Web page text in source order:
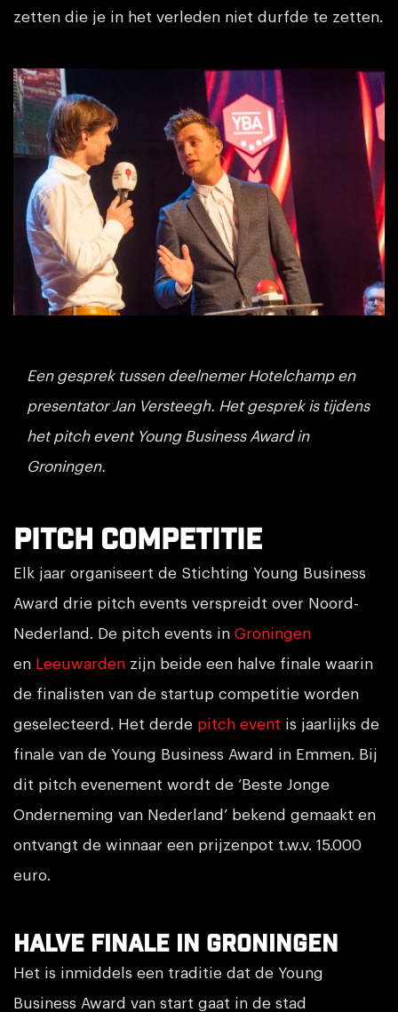
zetten die je in het verleden niet durfde te zetten.
Een gesprek tussen deelnemer Hotelchamp en
presentator Jan Versteegh. Het gesprek is tijdens
het pitch event Young Business Award in
Groningen.
Pitch competitie
Elk jaar organiseert de Stichting Young Business
Award drie pitch events verspreidt over Noord-
Nederland. De pitch events in Groningen
en Leeuwarden zijn beide een halve finale waarin
de finalisten van de startup competitie worden
geselecteerd. Het derde pitch event is jaarlijks de
finale van de Young Business Award in Emmen. Bij
dit pitch evenement wordt de ‘Beste Jonge
Onderneming van Nederland’ bekend gemaakt en
ontvangt de winnaar een prijzenpot t.w.v. 15.000
euro.
Halve finale in Groningen
Het is inmiddels een traditie dat de Young
Business Award van start gaat in de stad